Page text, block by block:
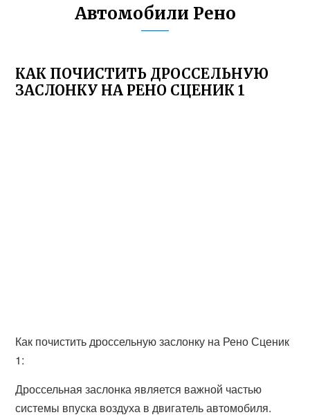
Автомобили Рено
КАК ПОЧИСТИТЬ ДРОССЕЛЬНУЮ
ЗАСЛОНКУ НА РЕНО СЦЕНИК 1
Как почистить дроссельную заслонку на Рено Сценик
1:
Дроссельная заслонка является важной частью
системы впуска воздуха в двигатель автомобиля.